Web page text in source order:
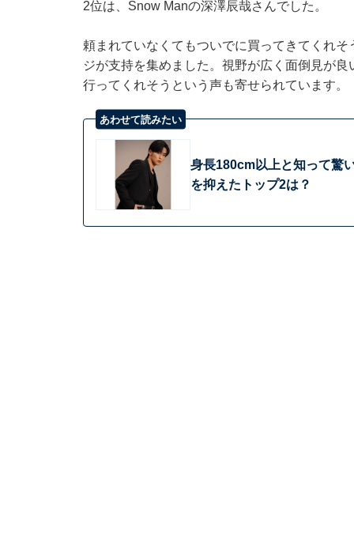
2位は、Snow Manの深澤辰哉さんでした。
頼まれていなくてもついでに買ってきてくれ
ジが支持を集めました。視野が広く面倒見が
行ってくれそうという声も寄せられています。
あわせて読みたい
身長180cm以上と知って驚
を抑えたトップ2は？